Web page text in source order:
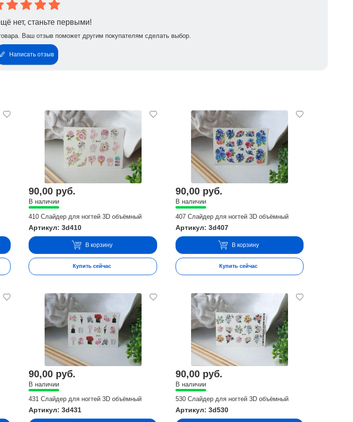
нет, станьте первыми!
Ваш отзыв поможет другим покупателям сделать выбор.
Написать отзыв
90,00 руб.
В наличии
410 Слайдер для ногтей 3D объёмный
Артикул: 3d410
В корзину
Купить сейчас
90,00 руб.
В наличии
407 Слайдер для ногтей 3D объёмный
Артикул: 3d407
В корзину
Купить сейчас
90,00 руб.
В наличии
431 Слайдер для ногтей 3D объёмный
Артикул: 3d431
90,00 руб.
В наличии
530 Слайдер для ногтей 3D объёмный
Артикул: 3d530